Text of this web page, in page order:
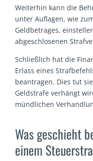
Weiterhin kann die
unter Auflagen, wie
Geldbetrages,
abgeschlosenen
Schließlich hat die
Erlass eines
beantragen. Dies tut
Geldstrafe verhängt
mündlichen
Was geschieht
einem